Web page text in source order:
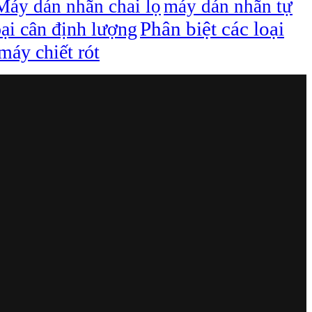
dán nhãn chai lọmáy dán nhãn tự
cân định lượngPhân biệt các loại
chiết rót